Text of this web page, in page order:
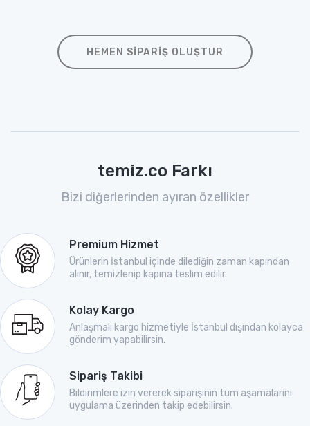
HEMEN SIPARIŞ OLUŞTUR
temiz.co Farkı
Bizi diğerlerinden ayıran özellikler
Premium Hizmet
Ürünlerin İstanbul içinde dilediğin zaman kapından
alınır, temizlenip kapına teslim edilir.
Kolay Kargo
Anlaşmalı kargo hizmetiyle İstanbul dışından kolayca
gönderim yapabilirsin.
Sipariş Takibi
Bildirimlere izin vererek siparişinin tüm aşamalarını
uygulama üzerinden takip edebilirsin.